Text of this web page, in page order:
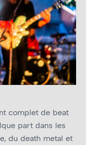
complet de beat
part dans les
du death metal et